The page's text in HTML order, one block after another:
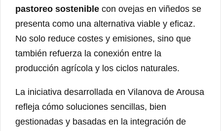
pastoreo sostenible con ovejas en viñedos se
presenta como una alternativa viable y eficaz.
No solo reduce costes y emisiones, sino que
también refuerza la conexión entre la
producción agrícola y los ciclos naturales.
La iniciativa desarrollada en Vilanova de Arousa
refleja cómo soluciones sencillas, bien
gestionadas y basadas en la integración de